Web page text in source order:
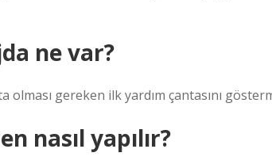
ne var?
olması gereken ilk yardım çantasını
nasıl yapılır?